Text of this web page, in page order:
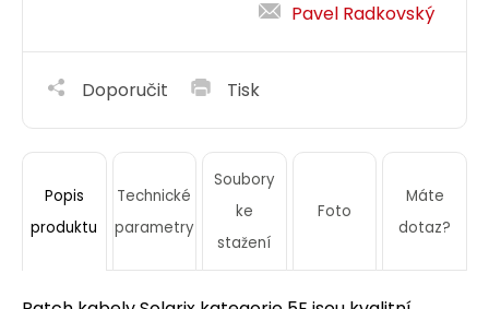
Pavel Radkovský
Doporučit Tisk
Popis
produktu
Technické
parametry
Soubory
ke
stažení
Foto
Máte
dotaz?